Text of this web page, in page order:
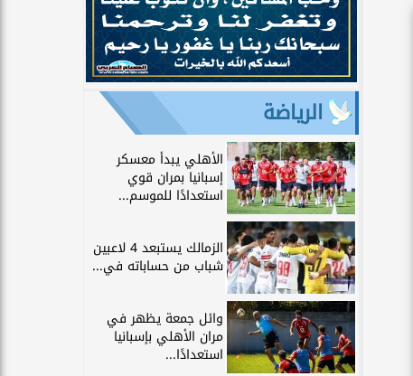
الرياضة
الأهلي يبدأ معسكر
إسبانيا بمران قوي
استعدادًا للموسم...
الزمالك يستبعد 4 لاعبين
شباب من حساباته في...
وائل جمعة يظهر في
مران الأهلي بإسبانيا
استعدادًا...